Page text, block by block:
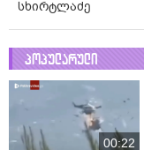
სხირტლაძე
პოპულარული
00:22